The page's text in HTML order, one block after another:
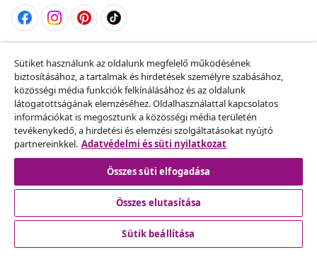
Szerződéstől való elállás
Küldj be egy rendelés lemondására vonatkozó
kérelmet.
Szerződéstől való elállás
Ügyfélszolgálat
Sütiket használunk az oldalunk megfelelő működésének
biztosításához, a tartalmak és hirdetések személyre szabásához,
közösségi média funkciók felkínálásához és az oldalunk
látogatottságának elemzéséhez. Oldalhasználattal kapcsolatos
információkat is megosztunk a közösségi média területén
tevékenykedő, a hirdetési és elemzési szolgáltatásokat nyújtó
partnereinkkel. Adatvédelmi és süti nyilatkozat
Összes süti elfogadása
Összes elutasítása
Sütik beállítása